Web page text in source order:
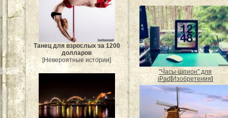
Танец для взрослых за 1200
долларов
[Невероятные истории]
"Часы-шпион" для
iPad [Изобретения]